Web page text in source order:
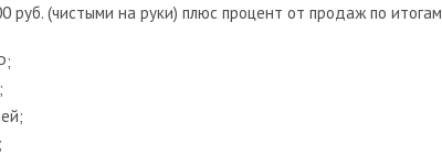
руб. (чистыми на руки) плюс процент от продаж по итогам